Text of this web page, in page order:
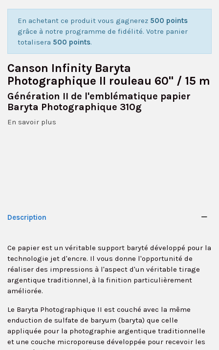
En achetant ce produit vous gagnerez 500 points
grâce à notre programme de fidélité. Votre panier
totalisera 500 points.
Canson Infinity Baryta
Photographique II rouleau 60" / 15 m
Génération II de l'emblématique papier
Baryta Photographique 310g
En savoir plus
Description
Ce papier est un véritable support baryté développé pour la
technologie jet d'encre. Il vous donne l'opportunité de
réaliser des impressions à l'aspect d'un véritable tirage
argentique traditionnel, à la finition particulièrement
améliorée.
Le Baryta Photographique II est couché avec la même
enduction de sulfate de baryum (baryta) que celle
appliquée pour la photographie argentique traditionnelle
et une couche microporeuse développée pour recevoir les
✕